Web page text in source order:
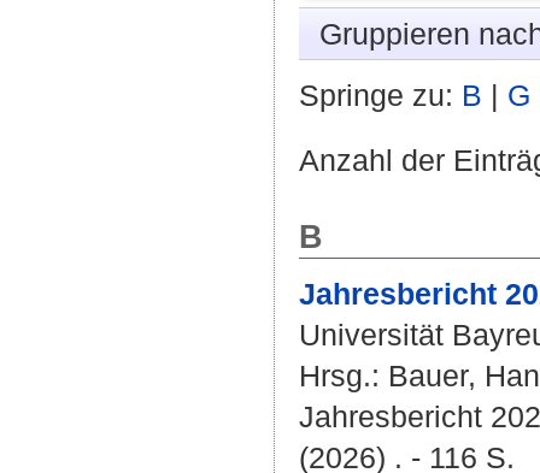
Gruppieren
Springe zu: B | G
Anzahl der
B
Jahresbericht
Universität
Hrsg.: Bauer,
Jahresbericht
(2026) . - 116 S.